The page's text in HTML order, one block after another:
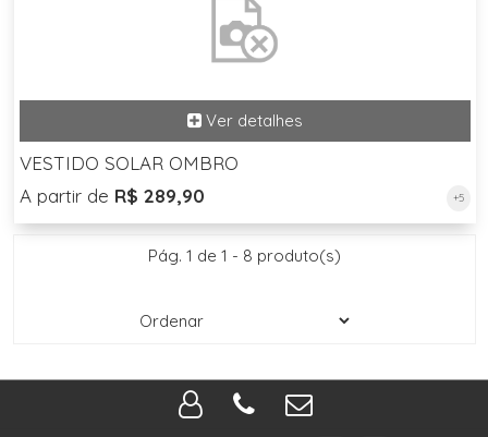
VESTIDO SOLAR OMBRO
A partir de R$ 289,90 +5
Pág. 1 de 1 - 8 produto(s)